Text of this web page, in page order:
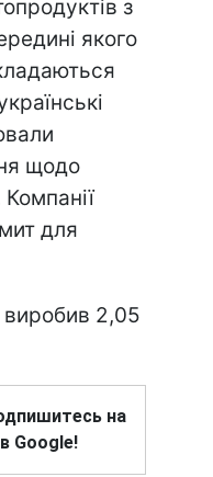
з
якого
щодо
для
2,05
на
Google!